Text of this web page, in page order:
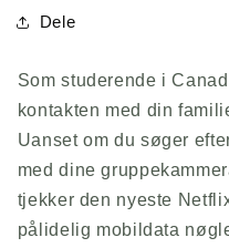
Dele
Som studerende i
kontakten med din
Uanset om du søger
med dine
tjekker den nyeste
pålidelig mobildata